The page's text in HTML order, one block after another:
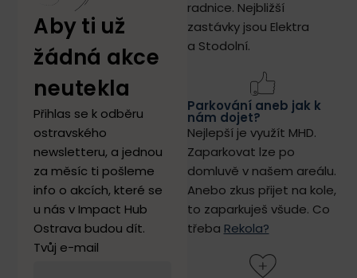
Aby ti už
žádná akce
neutekla
Přihlas se k odběru
ostravského
newsletteru, a jednou
za měsíc ti pošleme
info o akcích, které se
u nás v Impact Hub
Ostrava budou dít.
Tvůj e-mail
radnice. Nejbližší
zastávky jsou Elektra
a Stodolní.
Parkování aneb jak k
nám dojet?
Nejlepší je využít MHD.
Zaparkovat lze po
domluvě v našem areálu.
Anebo zkus přijet na kole,
to zaparkuješ všude. Co
třeba Rekola?